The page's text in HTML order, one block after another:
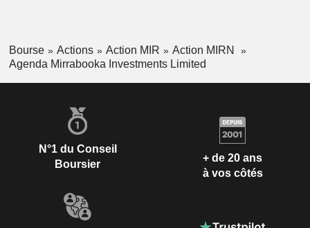
Bourse Actions Action MIR
Action MIRN
Agenda Mirrabooka Investments Limited
N°1 du Conseil
Boursier
+ de 20 ans
à vos côtés